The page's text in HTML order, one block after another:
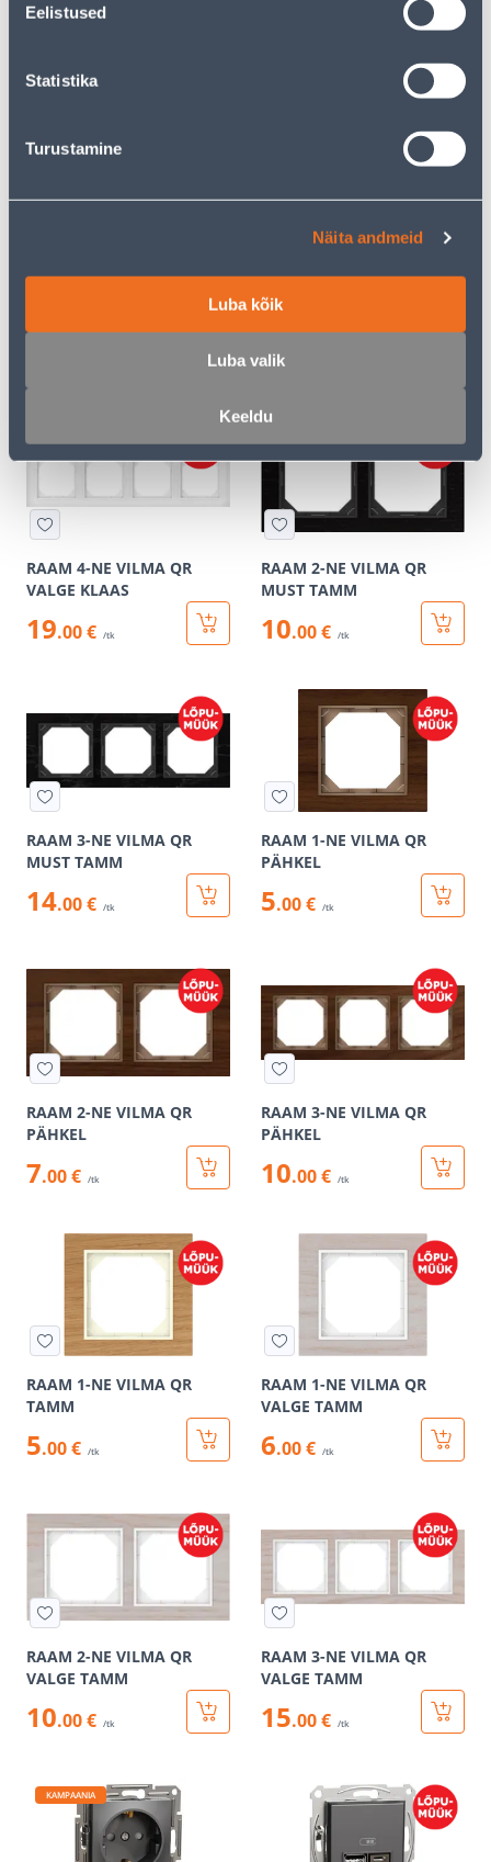
Eelistused
Statistika
Turustamine
Näita andmeid
Luba kõik
Luba valik
Keeldu
MUST KLAAS
RAAM 2-NE VILMA QR
19.99 €
RAAM 3-NE VILMA QR
VALGE KLAAS
14
RAAM 4-NE VILMA QR
VALGE KLAAS
19.00 € /tk
RAAM 2-NE VILMA QR
MUST TAMM
10.00 € /tk
RAAM 3-NE VILMA QR
MUST TAMM
14.00 € /tk
RAAM 1-NE VILMA QR
PÄHKEL
5.00 € /tk
RAAM 2-NE VILMA QR
PÄHKEL
7.00 € /tk
RAAM 3-NE VILMA QR
PÄHKEL
10.00 € /tk
RAAM 1-NE VILMA QR
TAMM
5.00 € /tk
RAAM 1-NE VILMA QR
VALGE TAMM
6.00 € /tk
RAAM 2-NE VILMA QR
VALGE TAMM
10.00 € /tk
RAAM 3-NE VILMA QR
VALGE TAMM
15.00 € /tk
KAMPAANIA